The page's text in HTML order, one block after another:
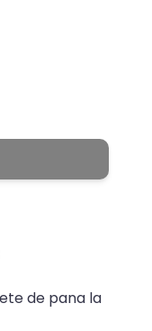
de pana la